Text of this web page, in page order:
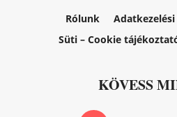
Rólunk
Süti – Cookie
KÖVESS